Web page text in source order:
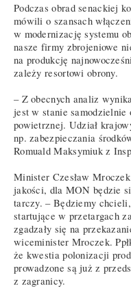
Podczas obrad senackiej
mówili o szansach
w modernizację systemu
nasze firmy zbrojeniowe
na produkcję
zależy resortowi obrony.
– Z obecnych analiz
jest w stanie samodzielnie
powietrznej. Udział
np. zabezpieczania
Romuald Maksymiuk z
Minister Czesław
jakości, dla MON będzie
tarczy. – Będziemy
startujące w przetargach
zgadzały się na
wiceminister Mroczek.
że kwestia polonizacji
prowadzone są już z
z zagranicy.